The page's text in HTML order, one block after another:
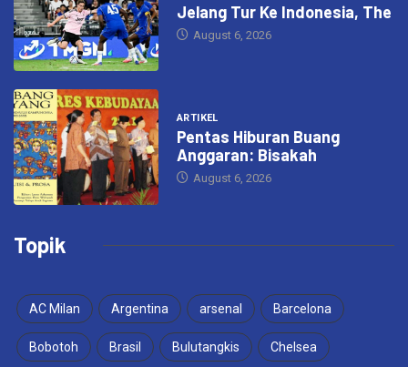
Jelang Tur Ke Indonesia, The
August 6, 2026
ARTIKEL
Pentas Hiburan Buang
Anggaran: Bisakah
August 6, 2026
Topik
AC Milan Argentina arsenal Barcelona
Bobotoh Brasil Bulutangkis Chelsea